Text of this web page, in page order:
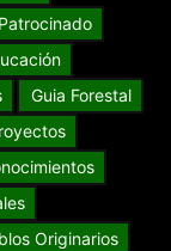
Guia Forestal
Originarios